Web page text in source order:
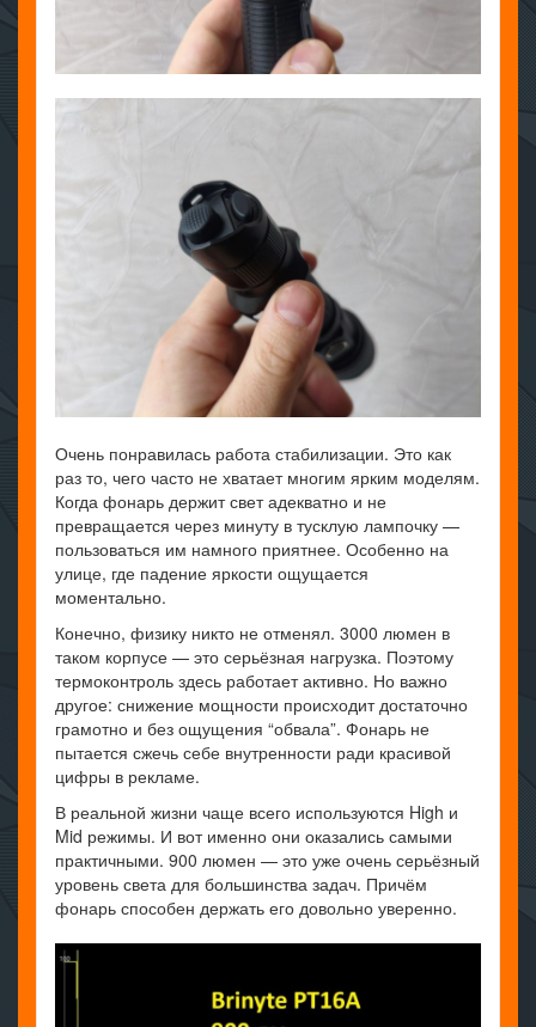
Очень понравилась работа стабилизации. Это как
раз то, чего часто не хватает многим ярким моделям.
Когда фонарь держит свет адекватно и не
превращается через минуту в тусклую лампочку —
пользоваться им намного приятнее. Особенно на
улице, где падение яркости ощущается
моментально.
Конечно, физику никто не отменял. 3000 люмен в
таком корпусе — это серьёзная нагрузка. Поэтому
термоконтроль здесь работает активно. Но важно
другое: снижение мощности происходит достаточно
грамотно и без ощущения “обвала”. Фонарь не
пытается сжечь себе внутренности ради красивой
цифры в рекламе.
В реальной жизни чаще всего используются High и
Mid режимы. И вот именно они оказались самыми
практичными. 900 люмен — это уже очень серьёзный
уровень света для большинства задач. Причём
фонарь способен держать его довольно уверенно.